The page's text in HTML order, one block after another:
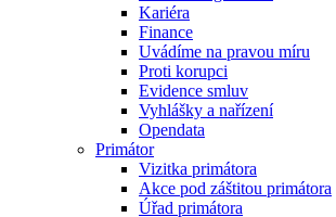
Kariéra
Finance
Uvádíme na pravou míru
Proti korupci
Evidence smluv
Vyhlášky a nařízení
Opendata
Primátor
Vizitka primátora
Akce pod záštitou primátora
Úřad primátora